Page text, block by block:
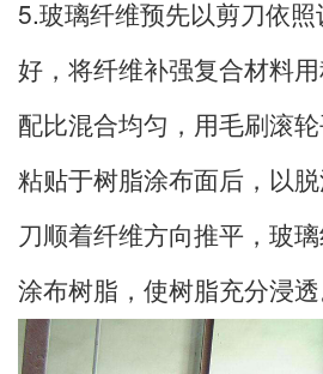
5.玻璃纤维预先以剪刀依
好，将纤维补强复合材料
配比混合均匀，用毛刷滚
粘贴于树脂涂布面后，以
刀顺着纤维方向推平，玻
涂布树脂，使树脂充分浸透